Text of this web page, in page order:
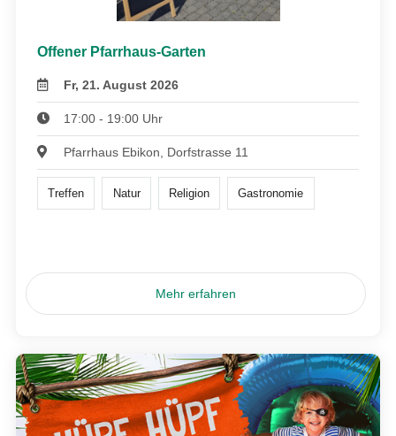
Offener Pfarrhaus-Garten
Fr, 21. August 2026
17:00 - 19:00 Uhr
Pfarrhaus Ebikon, Dorfstrasse 11
Treffen Natur Religion Gastronomie
Mehr erfahren